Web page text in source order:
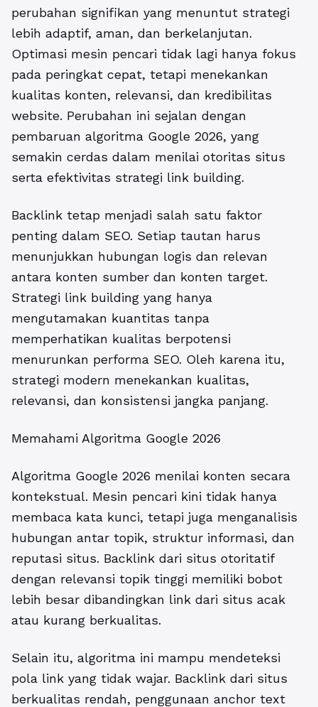
perubahan signifikan yang menuntut strategi
lebih adaptif, aman, dan berkelanjutan.
Optimasi mesin pencari tidak lagi hanya fokus
pada peringkat cepat, tetapi menekankan
kualitas konten, relevansi, dan kredibilitas
website. Perubahan ini sejalan dengan
pembaruan algoritma Google 2026, yang
semakin cerdas dalam menilai otoritas situs
serta efektivitas strategi link building.
Backlink tetap menjadi salah satu faktor
penting dalam SEO. Setiap tautan harus
menunjukkan hubungan logis dan relevan
antara konten sumber dan konten target.
Strategi link building yang hanya
mengutamakan kuantitas tanpa
memperhatikan kualitas berpotensi
menurunkan performa SEO. Oleh karena itu,
strategi modern menekankan kualitas,
relevansi, dan konsistensi jangka panjang.
Memahami Algoritma Google 2026
Algoritma Google 2026 menilai konten secara
kontekstual. Mesin pencari kini tidak hanya
membaca kata kunci, tetapi juga menganalisis
hubungan antar topik, struktur informasi, dan
reputasi situs. Backlink dari situs otoritatif
dengan relevansi topik tinggi memiliki bobot
lebih besar dibandingkan link dari situs acak
atau kurang berkualitas.
Selain itu, algoritma ini mampu mendeteksi
pola link yang tidak wajar. Backlink dari situs
berkualitas rendah, penggunaan anchor text